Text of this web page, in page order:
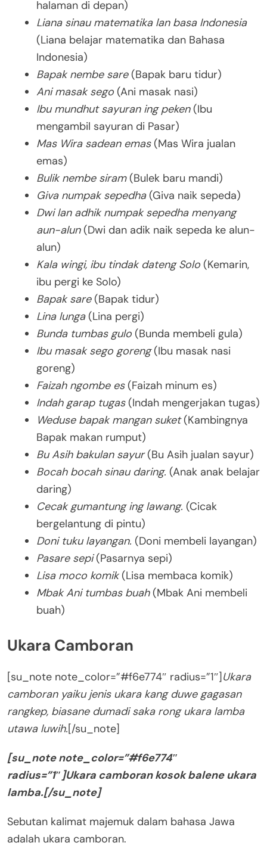
halaman di depan)
Liana sinau matematika lan basa Indonesia
(Liana belajar matematika dan Bahasa
Indonesia)
Bapak nembe sare(Bapak baru tidur)
Ani masak sego (Ani masak nasi)
Ibu mundhut sayuran ing peken(Ibu
mengambil sayuran di Pasar)
Mas Wira sadean emas(Mas Wira jualan
emas)
Bulik nembe siram(Bulek baru mandi)
Giva numpak sepedha(Giva naik sepeda)
Dwi lan adhik numpak sepedha menyang
aun-alun (Dwi dan adik naik sepeda ke alun-
alun)
Kala wingi, ibu tindak dateng Solo (Kemarin,
ibu pergi ke Solo)
Bapak sare(Bapak tidur)
Lina lunga (Lina pergi)
Bunda tumbas gulo (Bunda membeli gula)
Ibu masak sego goreng(Ibu masak nasi
goreng)
Faizah ngombe es(Faizah minum es)
Indah garap tugas(Indah mengerjakan tugas)
Weduse bapak mangan suket(Kambingnya
Bapak makan rumput)
Bu Asih bakulan sayur(Bu Asih jualan sayur)
Bocah bocah sinau daring. (Anak anak belajar
daring)
Cecak gumantung ing lawang. (Cicak
bergelantung di pintu)
Doni tuku layangan. (Doni membeli layangan)
Pasare sepi(Pasarnya sepi)
Lisa moco komik(Lisa membaca komik)
Mbak Ani tumbas buah(Mbak Ani membeli
buah)
Ukara Camboran
[su_note note_color=”#f6e774″ radius=”1″]Ukara
camboran yaiku jenis ukara kang duwe gagasan
rangkep, biasane dumadi saka rong ukara lamba
utawa luwih.[/su_note]
[su_note note_color=”#f6e774″
radius=”1″]Ukara camboran kosok balene ukara
lamba.[/su_note]
Sebutan kalimat majemuk dalam bahasa Jawa
adalah ukara camboran.